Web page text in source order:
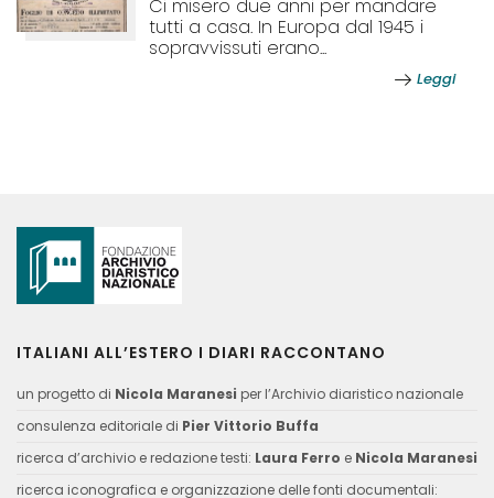
Ci misero due anni per mandare
tutti a casa. In Europa dal 1945 i
sopravvissuti erano...
Leggi
ITALIANI ALL’ESTERO I DIARI RACCONTANO
un progetto di Nicola Maranesi per l’Archivio diaristico nazionale
consulenza editoriale di Pier Vittorio Buffa
ricerca d’archivio e redazione testi: Laura Ferro e Nicola Maranesi
ricerca iconografica e organizzazione delle fonti documentali: